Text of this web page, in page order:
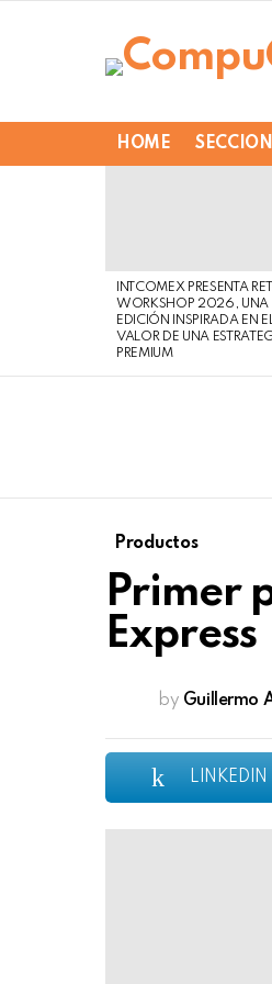
HOME
INTCOMEX PRESENTA
WORKSHOP 2026, UNA
EDICIÓN INSPIRADA EN
VALOR DE UNA
PREMIUM
Productos
Primer
Express
by Guillermo
LINKEDIN